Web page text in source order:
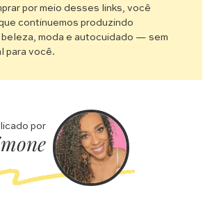
por meio desses links, você
continuemos produzindo
moda e autocuidado — sem
para você.
por